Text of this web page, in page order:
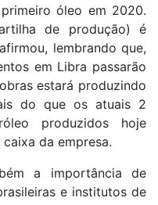
óleo em 2020.
de produção) é
lembrando que,
em Libra passarão
estará produzindo
do que os atuais 2
produzidos hoje
da empresa.
a importância de
e institutos de